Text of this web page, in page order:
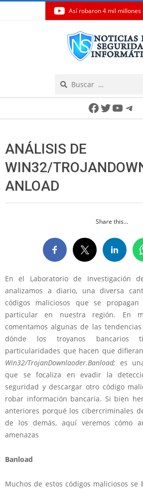
Así robaron 4 mil millones
Facebook
Twitter
ANÁLISIS DE
WIN32/
ANLOAD
Share this...
En el Laboratorio de Investigación
analizamos a diario, una diversa
códigos maliciosos que se
particular en nuestra región. En
comentamos algunas de las
dónde los troyanos bancarios
particularidades que hacen que
Win32/TrojanDownlaoder.Banload; es
que se focaliza en evadir la
seguridad y descargar otro código
robar información bancaria. Si bien
anteriores porqué los cibercriminales
de los demás, aquí veremos cómo
amenazas
Banload
Muchos de estos códigos maliciosos